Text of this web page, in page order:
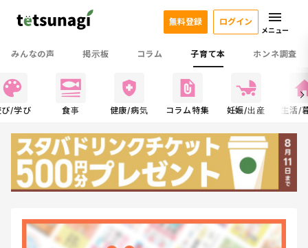
みんなの声 掲示板 コラム 子育て本 ホンネ調査
無料登録 ログイン
メニュー
び/学び 食事 健康/病気 コラム特集 妊娠/出産 生活/